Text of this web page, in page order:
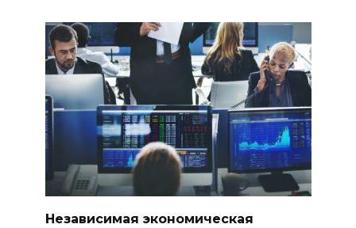
Независимая экономическая